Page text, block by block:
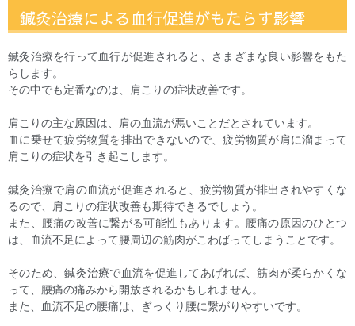
鍼灸治療による血行促進がもたらす影響
鍼灸治療を行って血行が促進されると、さまざまな良い影響をもた
らします。
その中でも定番なのは、肩こりの症状改善です。
肩こりの主な原因は、肩の血流が悪いことだとされています。
血に乗せて疲労物質を排出できないので、疲労物質が肩に溜まって
肩こりの症状を引き起こします。
鍼灸治療で肩の血流が促進されると、疲労物質が排出されやすくな
るので、肩こりの症状改善も期待できるでしょう。
また、腰痛の改善に繋がる可能性もあります。腰痛の原因のひとつ
は、血流不足によって腰周辺の筋肉がこわばってしまうことです。
そのため、鍼灸治療で血流を促進してあげれば、筋肉が柔らかくな
って、腰痛の痛みから開放されるかもしれません。
また、血流不足の腰痛は、ぎっくり腰に繋がりやすいです。